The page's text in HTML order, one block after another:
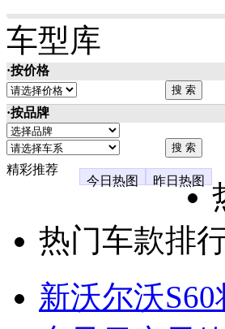
车型库
·按价格
·按品牌
精彩推荐
今日热图
昨日热图
热门车款排
新沃尔沃